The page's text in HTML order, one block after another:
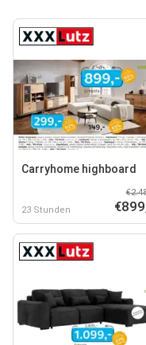
Carryhome highboard
23 Stunden